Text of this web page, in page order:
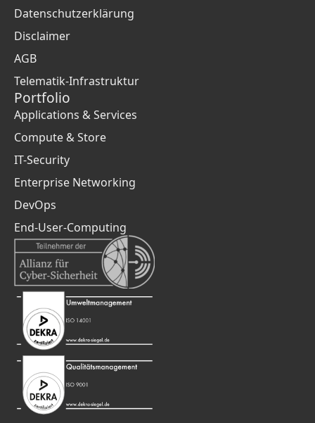
Datenschutzerklärung
Disclaimer
AGB
Telematik-Infrastruktur
Portfolio
Applications & Services
Compute & Store
IT-Security
Enterprise Networking
DevOps
End-User-Computing